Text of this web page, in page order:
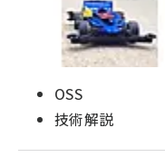
OSS
技術解説